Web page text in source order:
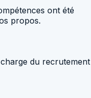
ont été
propos.
du recrutement